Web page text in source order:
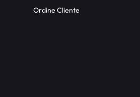
Ordine Cliente